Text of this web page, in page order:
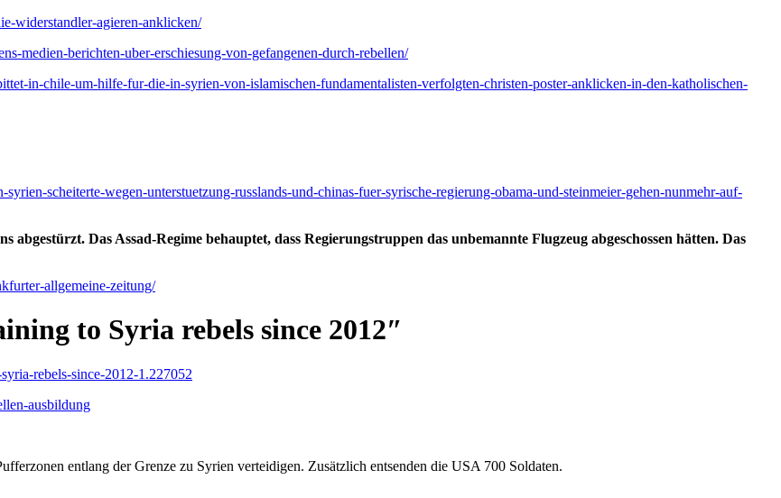
widerstandler-agieren-anklicken/
medien-berichten-uber-erschiesung-von-gefangenen-durch-rebellen/
in-chile-um-hilfe-fur-die-in-syrien-von-islamischen-fundamentalisten-verfolgten-christen-poster-anklicken-in-den-katholischen-
scheiterte-wegen-unterstuetzung-russlands-und-chinas-fuer-syrische-regierung-obama-und-steinmeier-gehen-nunmehr-auf-
Das Assad-Regime behauptet, dass Regierungstruppen das unbemannte Flugzeug abgeschossen hätten. Das
allgemeine-zeitung/
to Syria rebels since 2012″
rebels-since-2012-1.227052
ausbildung
entlang der Grenze zu Syrien verteidigen. Zusätzlich entsenden die USA 700 Soldaten.